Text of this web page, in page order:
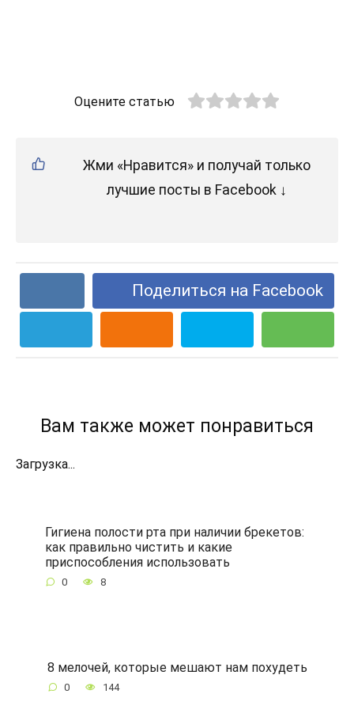
Оцените статью
Жми «Нравится» и получай только
лучшие посты в Facebook ↓
Поделиться на Facebook
Вам также может понравиться
Загрузка...
Гигиена полости рта при наличии брекетов:
как правильно чистить и какие
приспособления использовать
0 8
8 мелочей, которые мешают нам похудеть
0 144